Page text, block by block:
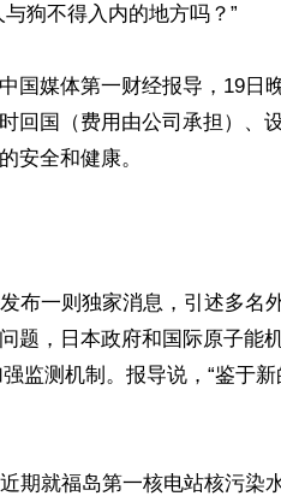
狗不得入内的地方吗？”
国媒体第一财经报导，19日
回国（费用由公司承担）、
安全和健康。
布一则独家消息，引述多名
题，日本政府和国际原子能
监测机制。报导说，“鉴于
期就福岛第一核电站核污染